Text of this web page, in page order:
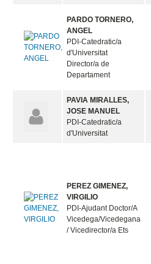
PARDO TORNERO,
ANGEL
PDI-Catedratic/a
d'Universitat
Director/a de
Departament
PAVIA MIRALLES,
JOSE MANUEL
PDI-Catedratic/a
d'Universitat
PEREZ GIMENEZ,
VIRGILIO
PDI-Ajudant Doctor/A
Vicedega/Vicedegana
/ Vicedirector/a Ets